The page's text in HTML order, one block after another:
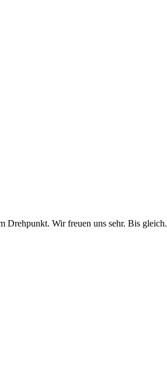
Drehpunkt. Wir freuen uns sehr. Bis gleich.